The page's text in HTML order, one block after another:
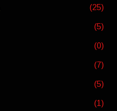
(25)
(5)
(0)
(7)
(5)
(1)